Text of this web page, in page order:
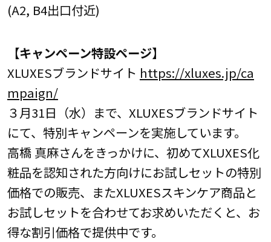
(A2, B4出口付近)
【キャンペーン特設ページ】
XLUXESブランドサイト https://xluxes.jp/ca
mpaign/
３月31日（水）まで、XLUXESブランドサイト
にて、特別キャンペーンを実施しています。
高橋 真麻さんをきっかけに、初めてXLUXES化
粧品を認知された方向けにお試しセットの特別
価格での販売、またXLUXESスキンケア商品と
お試しセットを合わせてお求めいただくと、お
得な割引価格で提供中です。